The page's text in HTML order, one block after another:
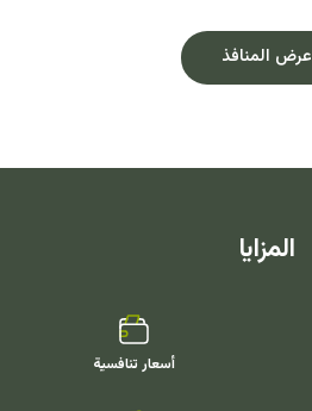
عرض المنافذ
المزايا
أسعار تنافسية